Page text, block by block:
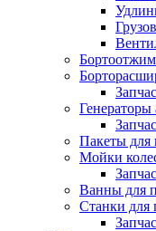
Генераторы
Пакеты
Мойки
Ванны для
Станки для